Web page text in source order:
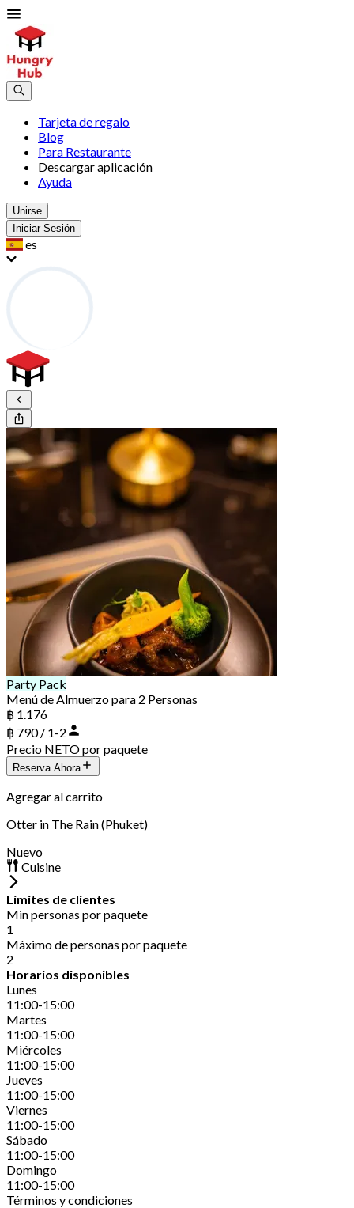
Tarjeta de regalo
Blog
Para Restaurante
Descargar aplicación
Ayuda
Unirse
Iniciar Sesión
es
Party Pack
Menú de Almuerzo para 2 Personas
฿ 1.176
฿ 790 / 1-2
Precio NETO por paquete
Reserva Ahora
Agregar al carrito
Otter in The Rain (Phuket)
Nuevo
Cuisine
Límites de clientes
Min personas por paquete
1
Máximo de personas por paquete
2
Horarios disponibles
Lunes
11:00-15:00
Martes
11:00-15:00
Miércoles
11:00-15:00
Jueves
11:00-15:00
Viernes
11:00-15:00
Sábado
11:00-15:00
Domingo
11:00-15:00
Términos y condiciones